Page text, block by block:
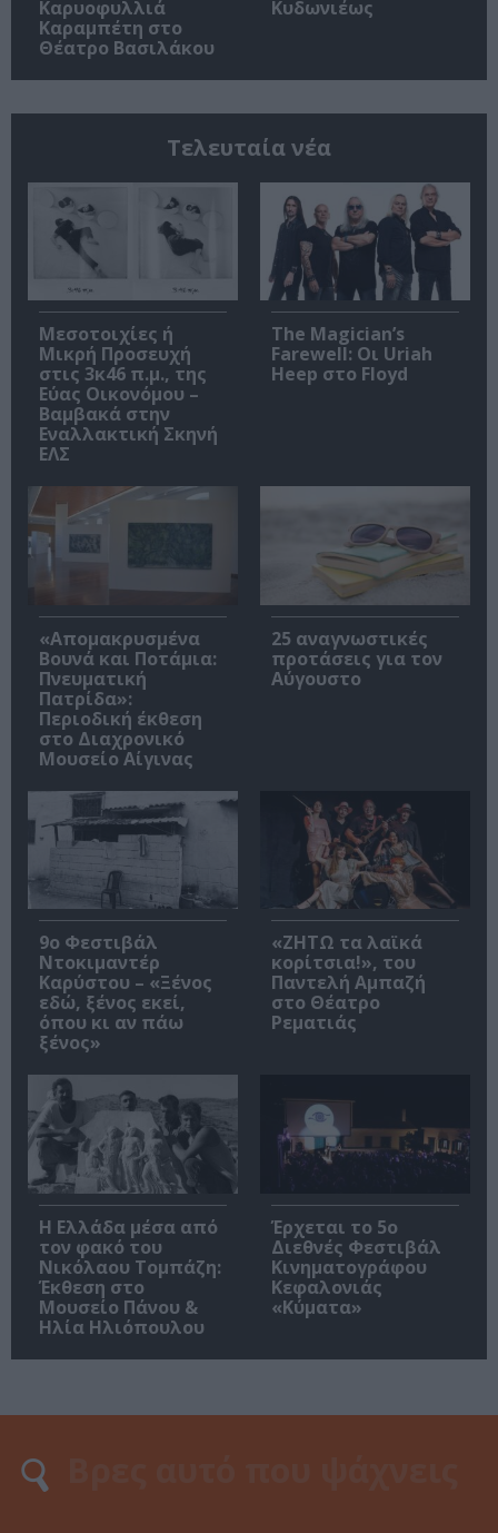
Καρυοφυλλιά
Καραμπέτη στο
Θέατρο Βασιλάκου
Κυδωνιέως
Τελευταία νέα
Μεσοτοιχίες ή
Μικρή Προσευχή
στις 3κ46 π.μ., της
Εύας Οικονόμου –
Βαμβακά στην
Εναλλακτική Σκηνή
ΕΛΣ
The Magician’s
Farewell: Οι Uriah
Heep στο Floyd
«Απομακρυσμένα
Βουνά και Ποτάμια:
Πνευματική
Πατρίδα»:
Περιοδική έκθεση
στο Διαχρονικό
Μουσείο Αίγινας
25 αναγνωστικές
προτάσεις για τον
Αύγουστο
9ο Φεστιβάλ
Ντοκιμαντέρ
Καρύστου – «Ξένος
εδώ, ξένος εκεί,
όπου κι αν πάω
ξένος»
«ΖΗΤΩ τα λαϊκά
κορίτσια!», του
Παντελή Αμπαζή
στο Θέατρο
Ρεματιάς
Η Ελλάδα μέσα από
τον φακό του
Νικόλαου Τομπάζη:
Έκθεση στο
Μουσείο Πάνου &
Ηλία Ηλιόπουλου
Έρχεται το 5ο
Διεθνές Φεστιβάλ
Κινηματογράφου
Κεφαλονιάς
«Κύματα»